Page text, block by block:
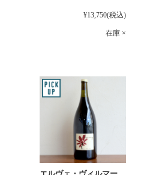
¥13,750(税込)
在庫 ×